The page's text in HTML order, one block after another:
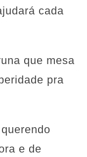
cada
que mesa
pra
e de